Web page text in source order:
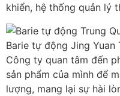
khiển, hệ thống quản lý
Barie tự động Jing Yuan
Công ty quan tâm đến
sản phẩm của mình để
lượng, mang lại sự hài